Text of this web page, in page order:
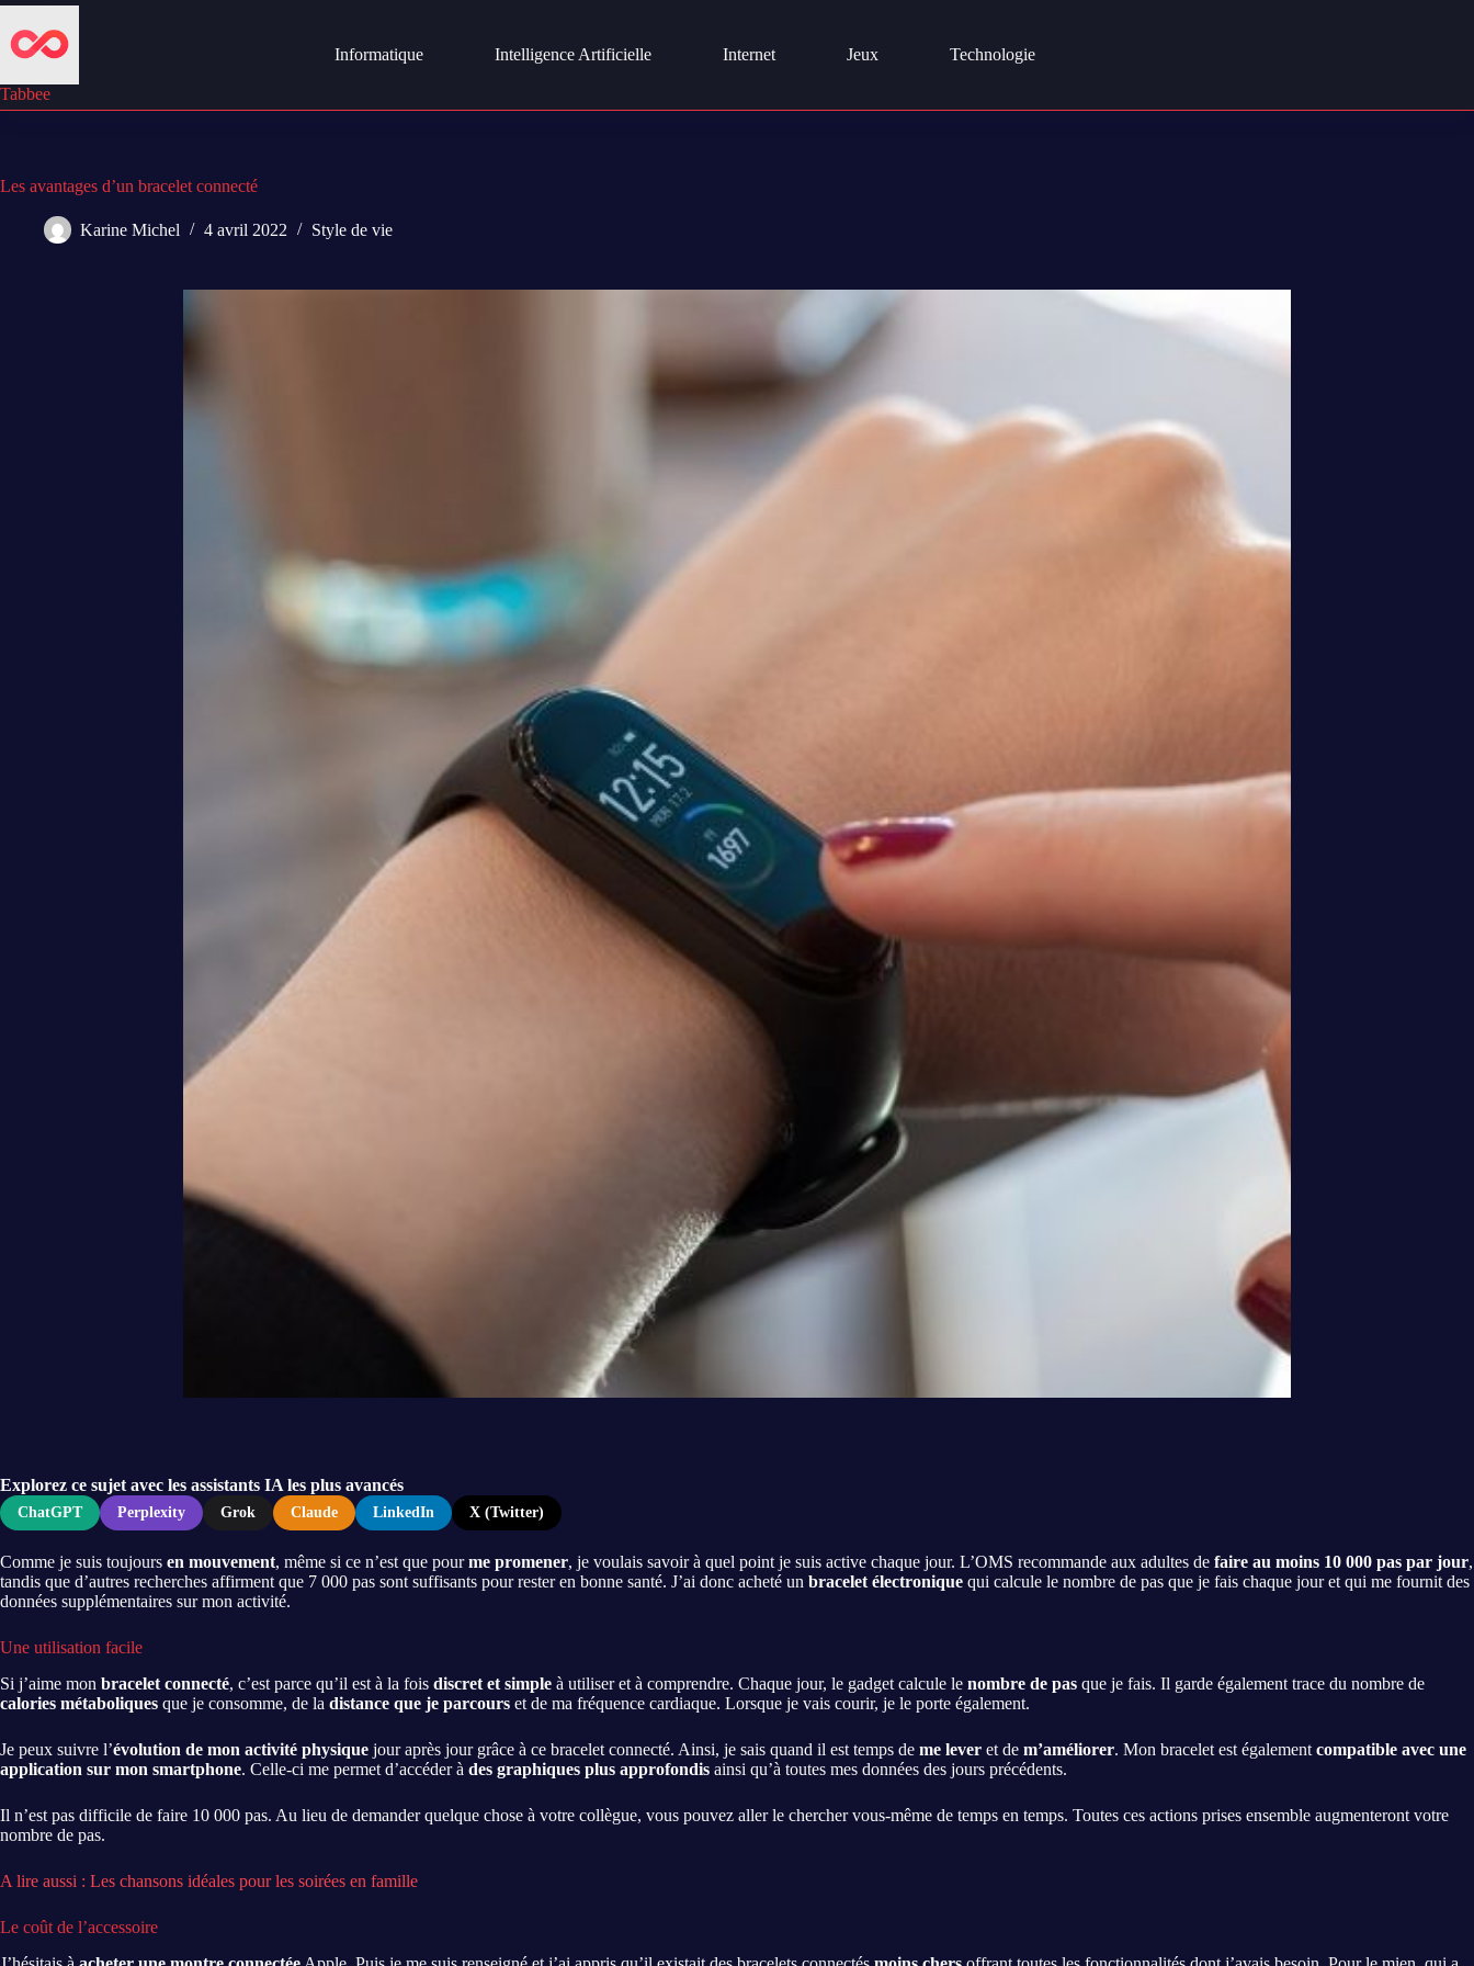
Passer
contenu
Tabbee
Informatique Intelligence Artificielle Internet Jeux Technologie
Les avantages d’un bracelet connecté
Karine Michel 4 avril 2022 Style de vie
Explorez ce sujet avec les assistants IA les plus avancés
ChatGPT Perplexity Grok Claude LinkedIn X (Twitter)
Comme je suis toujours en mouvement, même si ce n’est que pourme promener, je voulais savoir à quel point je suis active chaque jour. L’OMS recommande aux adultes de faire au moins 10 000 pas par jour,
tandis que d’autres recherches affirment que 7 000 pas sont suffisants pour rester en bonne santé. J’ai donc acheté un bracelet électronique qui calcule le nombre de pas que je fais chaque jour et qui me fournit des
données supplémentaires sur mon activité.
Une utilisation facile
Si j’aime mon bracelet connecté, c’est parce qu’il est à la fois discret et simple à utiliser et à comprendre. Chaque jour, le gadget calcule le nombre de pas que je fais. Il garde également trace du nombre de
calories métaboliques que je consomme, de la distance que je parcours et de ma fréquence cardiaque. Lorsque je vais courir, je le porte également.
Je peux suivre l’évolution de mon activité physique jour après jour grâce à ce bracelet connecté. Ainsi, je sais quand il est temps de me lever et de m’améliorer. Mon bracelet est également compatible avec une
application sur mon smartphone. Celle-ci me permet d’accéder à des graphiques plus approfondis ainsi qu’à toutes mes données des jours précédents.
Il n’est pas difficile de faire 10 000 pas. Au lieu de demander quelque chose à votre collègue, vous pouvez aller le chercher vous-même de temps en temps. Toutes ces actions prises ensemble augmenteront votre
nombre de pas.
A lire aussi : Les chansons idéales pour les soirées en famille
Le coût de l’accessoire